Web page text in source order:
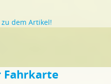
dem Artikel!
Fahrkarte